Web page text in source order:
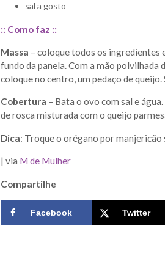
sal a gosto
:: Como faz ::
Massa – coloque todos os ingredientes
fundo da panela. Com a mão polvilhada
coloque no centro, um pedaço de
Cobertura – Bata o ovo com sal e
de rosca misturada com o queijo
Dica: Troque o orégano por manjericão
| via M de Mulher
Compartilhe
Facebook Twitter